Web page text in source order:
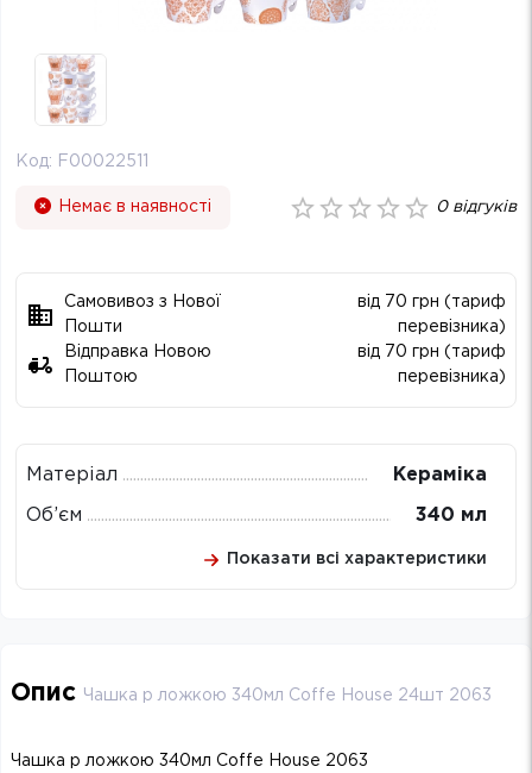
Код: F00022511
Немає в наявності 0відгуків
Самовивоз з Нової
Пошти
від 70 грн (тариф
перевізника)
Відправка Новою
Поштою
від 70 грн (тариф
перевізника)
Матеріал Кераміка
Об’єм 340 мл
Показати всі характеристики
Опис Чашка p ложкою 340мл Coffe House 24шт 2063
Чашка p ложкою 340мл Coffe House 2063